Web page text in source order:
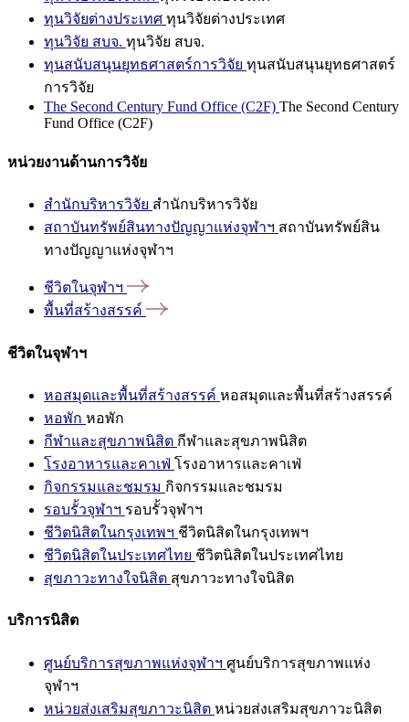
ทุนวิจัยต่างประเทศ ทุนวิจัยต่างประเทศ
ทุนวิจัย สบจ. ทุนวิจัย สบจ.
ทุนสนับสนุนยุทธศาสตร์การวิจัย ทุนสนับสนุนยุทธศาสตร์
การวิจัย
The Second Century Fund Office (C2F) The Second Century
Fund Office (C2F)
หน่วยงานด้านการวิจัย
สำนักบริหารวิจัย สำนักบริหารวิจัย
สถาบันทรัพย์สินทางปัญญาแห่งจุฬาฯ สถาบันทรัพย์สิน
ทางปัญญาแห่งจุฬาฯ
ชีวิตในจุฬาฯ
พื้นที่สร้างสรรค์
ชีวิตในจุฬาฯ
หอสมุดและพื้นที่สร้างสรรค์ หอสมุดและพื้นที่สร้างสรรค์
หอพัก หอพัก
กีฬาและสุขภาพนิสิต กีฬาและสุขภาพนิสิต
โรงอาหารและคาเฟ่ โรงอาหารและคาเฟ่
กิจกรรมและชมรม กิจกรรมและชมรม
รอบรั้วจุฬาฯ รอบรั้วจุฬาฯ
ชีวิตนิสิตในกรุงเทพฯ ชีวิตนิสิตในกรุงเทพฯ
ชีวิตนิสิตในประเทศไทย ชีวิตนิสิตในประเทศไทย
สุขภาวะทางใจนิสิต สุขภาวะทางใจนิสิต
บริการนิสิต
ศูนย์บริการสุขภาพแห่งจุฬาฯ ศูนย์บริการสุขภาพแห่ง
จุฬาฯ
หน่วยส่งเสริมสุขภาวะนิสิต หน่วยส่งเสริมสุขภาวะนิสิต